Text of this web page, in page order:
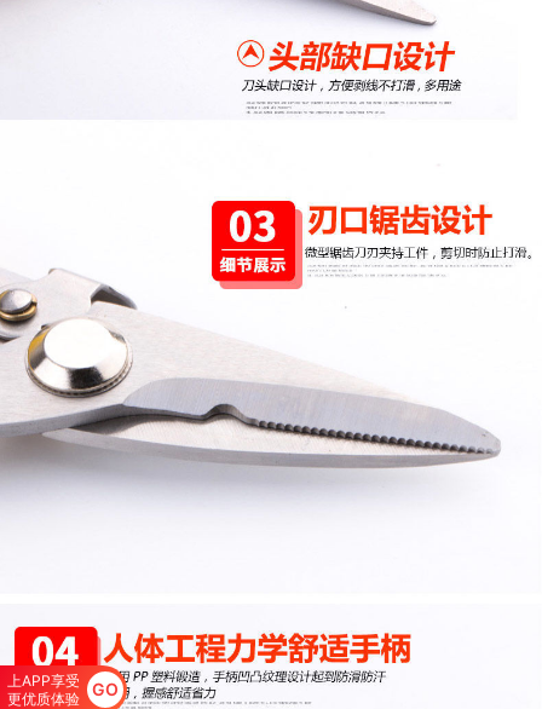
上APP享受
更优质体验
GO